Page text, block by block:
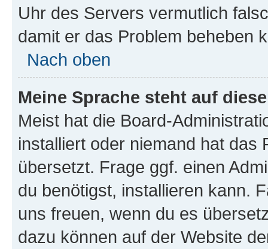
Uhr des Servers vermutlich
damit er das Problem beheben
Nach oben
Meine Sprache steht auf
Meist hat die Board-
installiert oder niemand hat das
übersetzt. Frage ggf. einen
du benötigst, installieren kann.
uns freuen, wenn du es
dazu können auf der Website